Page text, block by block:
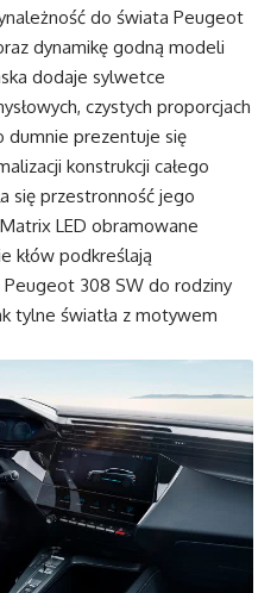
do świata Peugeot
dynamikę godną modeli
dodaje sylwetce
czystych proporcjach
dumnie prezentuje się
konstrukcji całego
się przestronność jego
LED obramowane
kłów podkreślają
308 SW do rodziny
tylne światła z motywem